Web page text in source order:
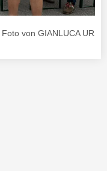
von GIANLUCA URSO